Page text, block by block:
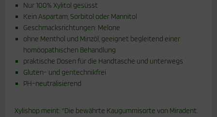
Nur 100% Xylitol gesüsst
Kein Aspartam, Sorbitol oder Mannitol
Geschmacksrichtungen: Melone
ohne Menthol und Minzöl, geeignet begleitend einer
homöopathischen Behandlung
praktische Dosen für die Handtasche und unterwegs
Gluten- und gentechnikfrei
PH-neutralisierend
Xylishop meint: "Die bewährte Kaugummisorte von Miradent.